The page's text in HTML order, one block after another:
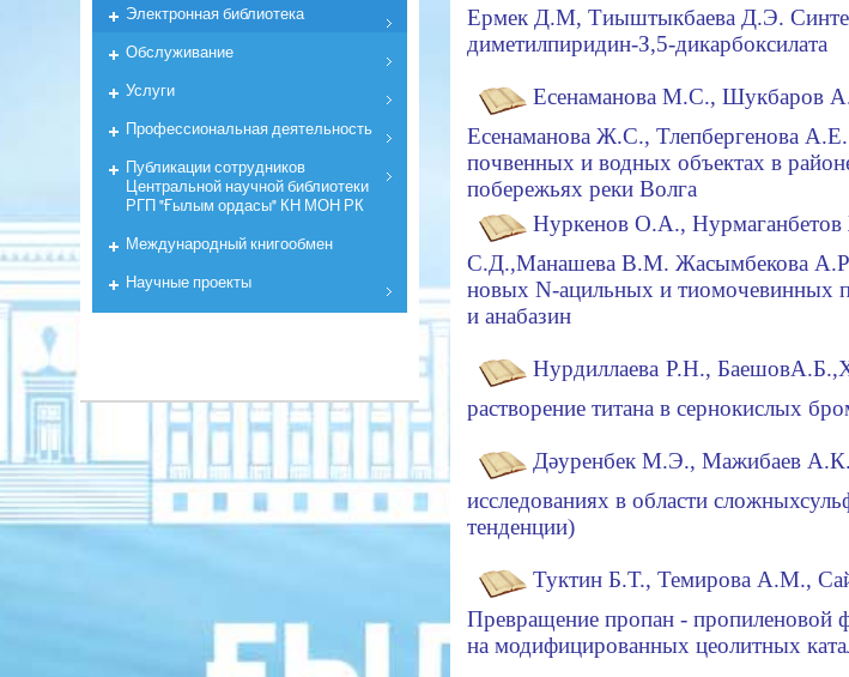
Ермек Д.М, Тиыштыкбаева Д.Э.
диметилпиридин-З,5-дикарбоксилата
Есенаманова М.С., Шукбаров
Есенаманова Ж.С., Тлепбергенова А.Е.
почвенных и водных объектах в
побережьях реки Волга
Нуркенов О.А.,
С.Д.,МанашеваВ.М. Жасымбекова А.
новыхN-ацильных и тиомочевинных
ианабазин
Нурдиллаева Р.Н., БаешовА.Б.,
растворение титана в сернокислых
Дәуренбек М.Э., Мажибаев А.К.
исследованиях в области сложных
тенденции)
Туктин Б.Т., Темирова А.М.,
Превращение пропан - пропиленовой
на модифицированных цеолитных
Электронная библиотека
Обслуживание
Услуги
Профессиональная деятельность
Публикации сотрудников
Центральной научной библиотеки
РГП "Ғылым ордасы" КН МОН РК
Международный книгообмен
Научные проекты